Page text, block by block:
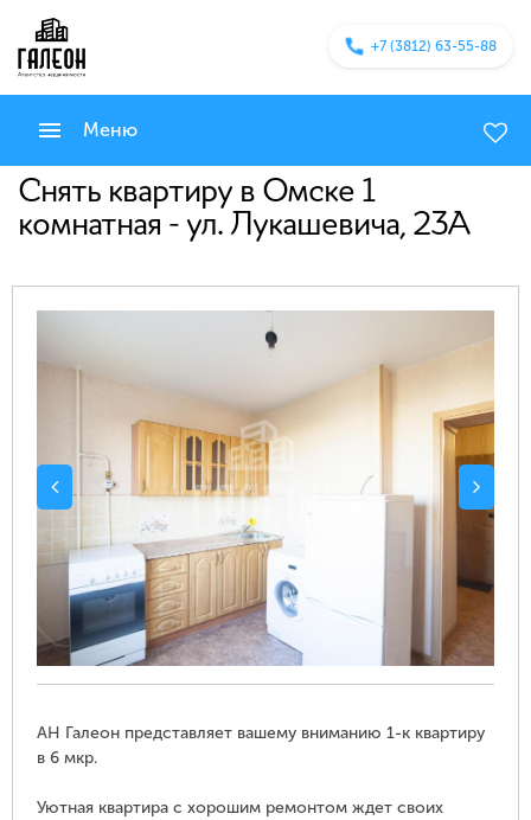
+7 (3812) 63-55-88
Меню
Снять квартиру в Омске 1
комнатная - ул. Лукашевича, 23А
АН Галеон представляет вашему вниманию 1-к квартиру
в 6 мкр.
Уютная квартира с хорошим ремонтом ждет своих